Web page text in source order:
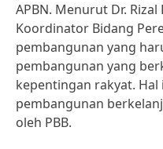
APBN. Menurut Dr.
Koordinator Bidang
pembangunan yang
pembangunan yang
kepentingan rakyat. Hal
pembangunan
oleh PBB.